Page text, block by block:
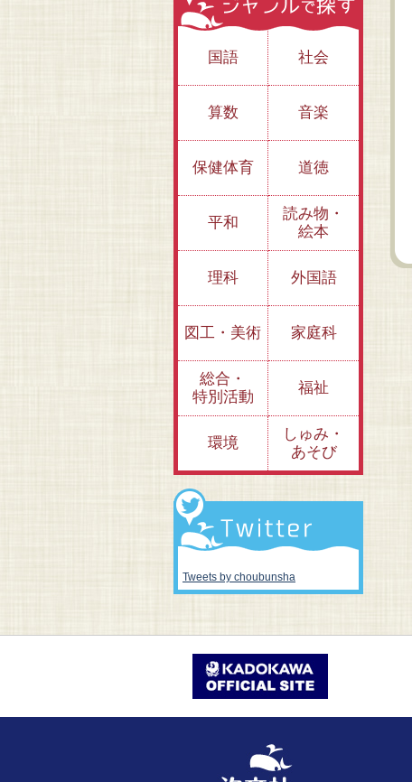
②おんせん・せんと
うのマナー
国語 社会
算数 音楽
保健体育 道徳
平和
読み物・
絵本
理科 外国語
図工・美術 家庭科
総合・
特別活動
福祉
環境
しゅみ・
あそび
Tweets by choubunsha